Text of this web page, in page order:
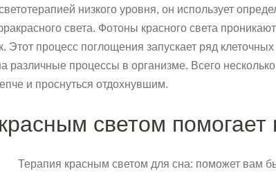
низкого уровня, он использует
света. Фотоны красного света
Этот процесс поглощения запускает ряд
различные процессы в организме. Всего
и проснуться отдохнувшим.
светом